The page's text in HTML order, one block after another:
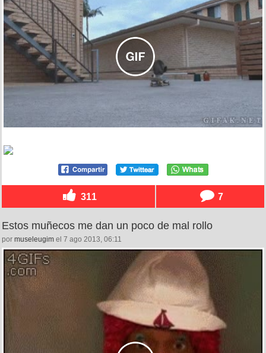
311 7
Estos muñecos me dan un poco de mal rollo
por museleugim el 7 ago 2013, 06:11